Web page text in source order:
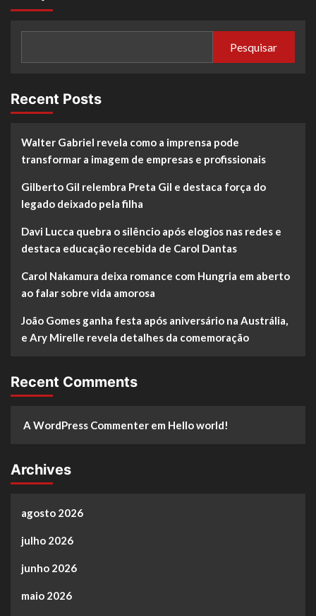
Pesquisar
Recent Posts
Walter Gabriel revela como a imprensa pode
transformar a imagem de empresas e profissionais
Gilberto Gil relembra Preta Gil e destaca força do
legado deixado pela filha
Davi Lucca quebra o silêncio após elogios nas redes e
destaca educação recebida de Carol Dantas
Carol Nakamura deixa romance com Hungria em aberto
ao falar sobre vida amorosa
João Gomes ganha festa após aniversário na Austrália,
e Ary Mirelle revela detalhes da comemoração
Recent Comments
A WordPress Commenter em Hello world!
Archives
agosto 2026
julho 2026
junho 2026
maio 2026